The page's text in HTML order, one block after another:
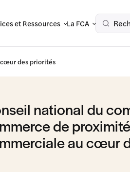
et Ressources La FCA
des priorités
national du
de
au cœur